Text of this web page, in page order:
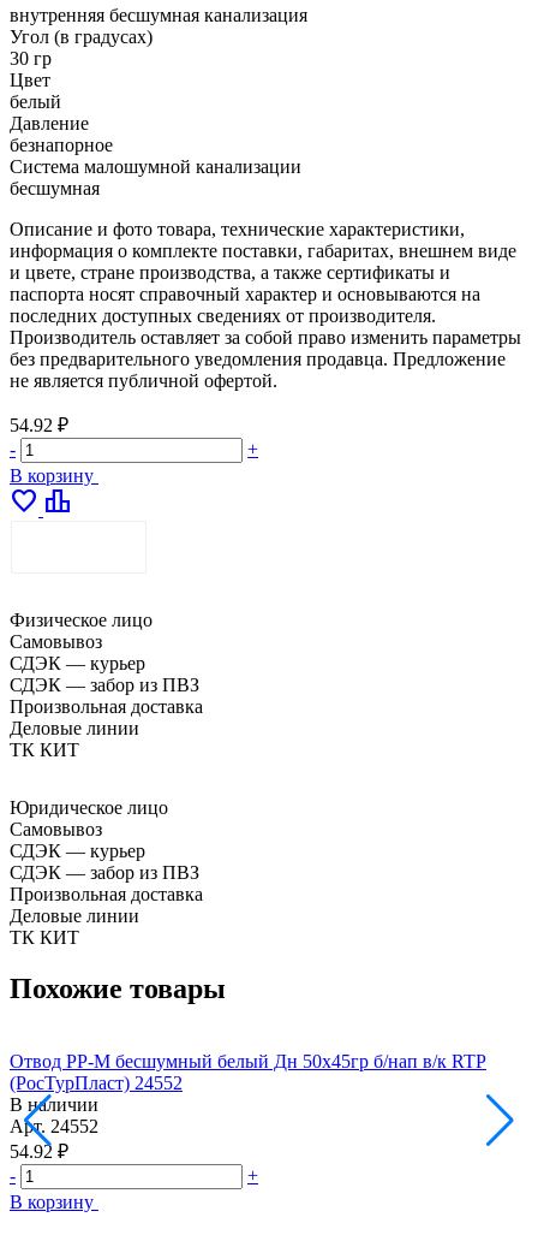
внутренняя бесшумная канализация
Угол (в градусах)
30 гр
Цвет
белый
Давление
безнапорное
Система малошумной канализации
бесшумная
Описание и фото товара, технические характеристики,
информация о комплекте поставки, габаритах, внешнем виде
и цвете, стране производства, а также сертификаты и
паспорта носят справочный характер и основываются на
последних доступных сведениях от производителя.
Производитель оставляет за собой право изменить параметры
без предварительного уведомления продавца. Предложение
не является публичной офертой.
54.92 ₽
-
+
В корзину
favorite leaderboard
Физическое лицо
Самовывоз
СДЭК — курьер
СДЭК — забор из ПВЗ
Произвольная доставка
Деловые линии
ТК КИТ
Юридическое лицо
Самовывоз
СДЭК — курьер
СДЭК — забор из ПВЗ
Произвольная доставка
Деловые линии
ТК КИТ
Похожие товары
Отвод PP-M бесшумный белый Дн 50х45гр б/нап в/к RTP
(РосТурПласт) 24552
В наличии
Арт. 24552
54.92 ₽
-
+
В корзину